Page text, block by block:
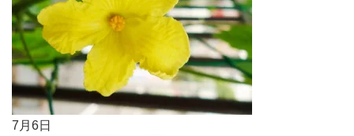
7月6日